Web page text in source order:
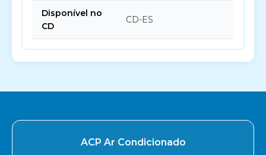
Disponível no
CD
CD-ES
ACP Ar Condicionado